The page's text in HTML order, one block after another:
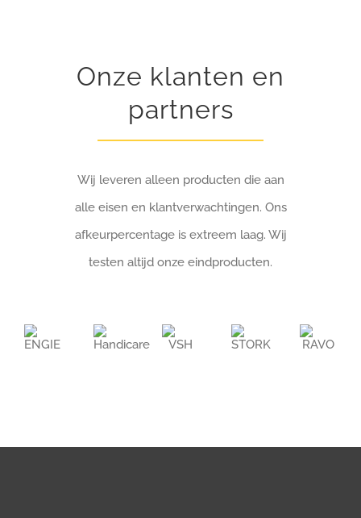
Onze klanten en
partners
Wij leveren alleen producten die aan
alle eisen en klantverwachtingen. Ons
afkeurpercentage is extreem laag. Wij
testen altijd onze eindproducten.